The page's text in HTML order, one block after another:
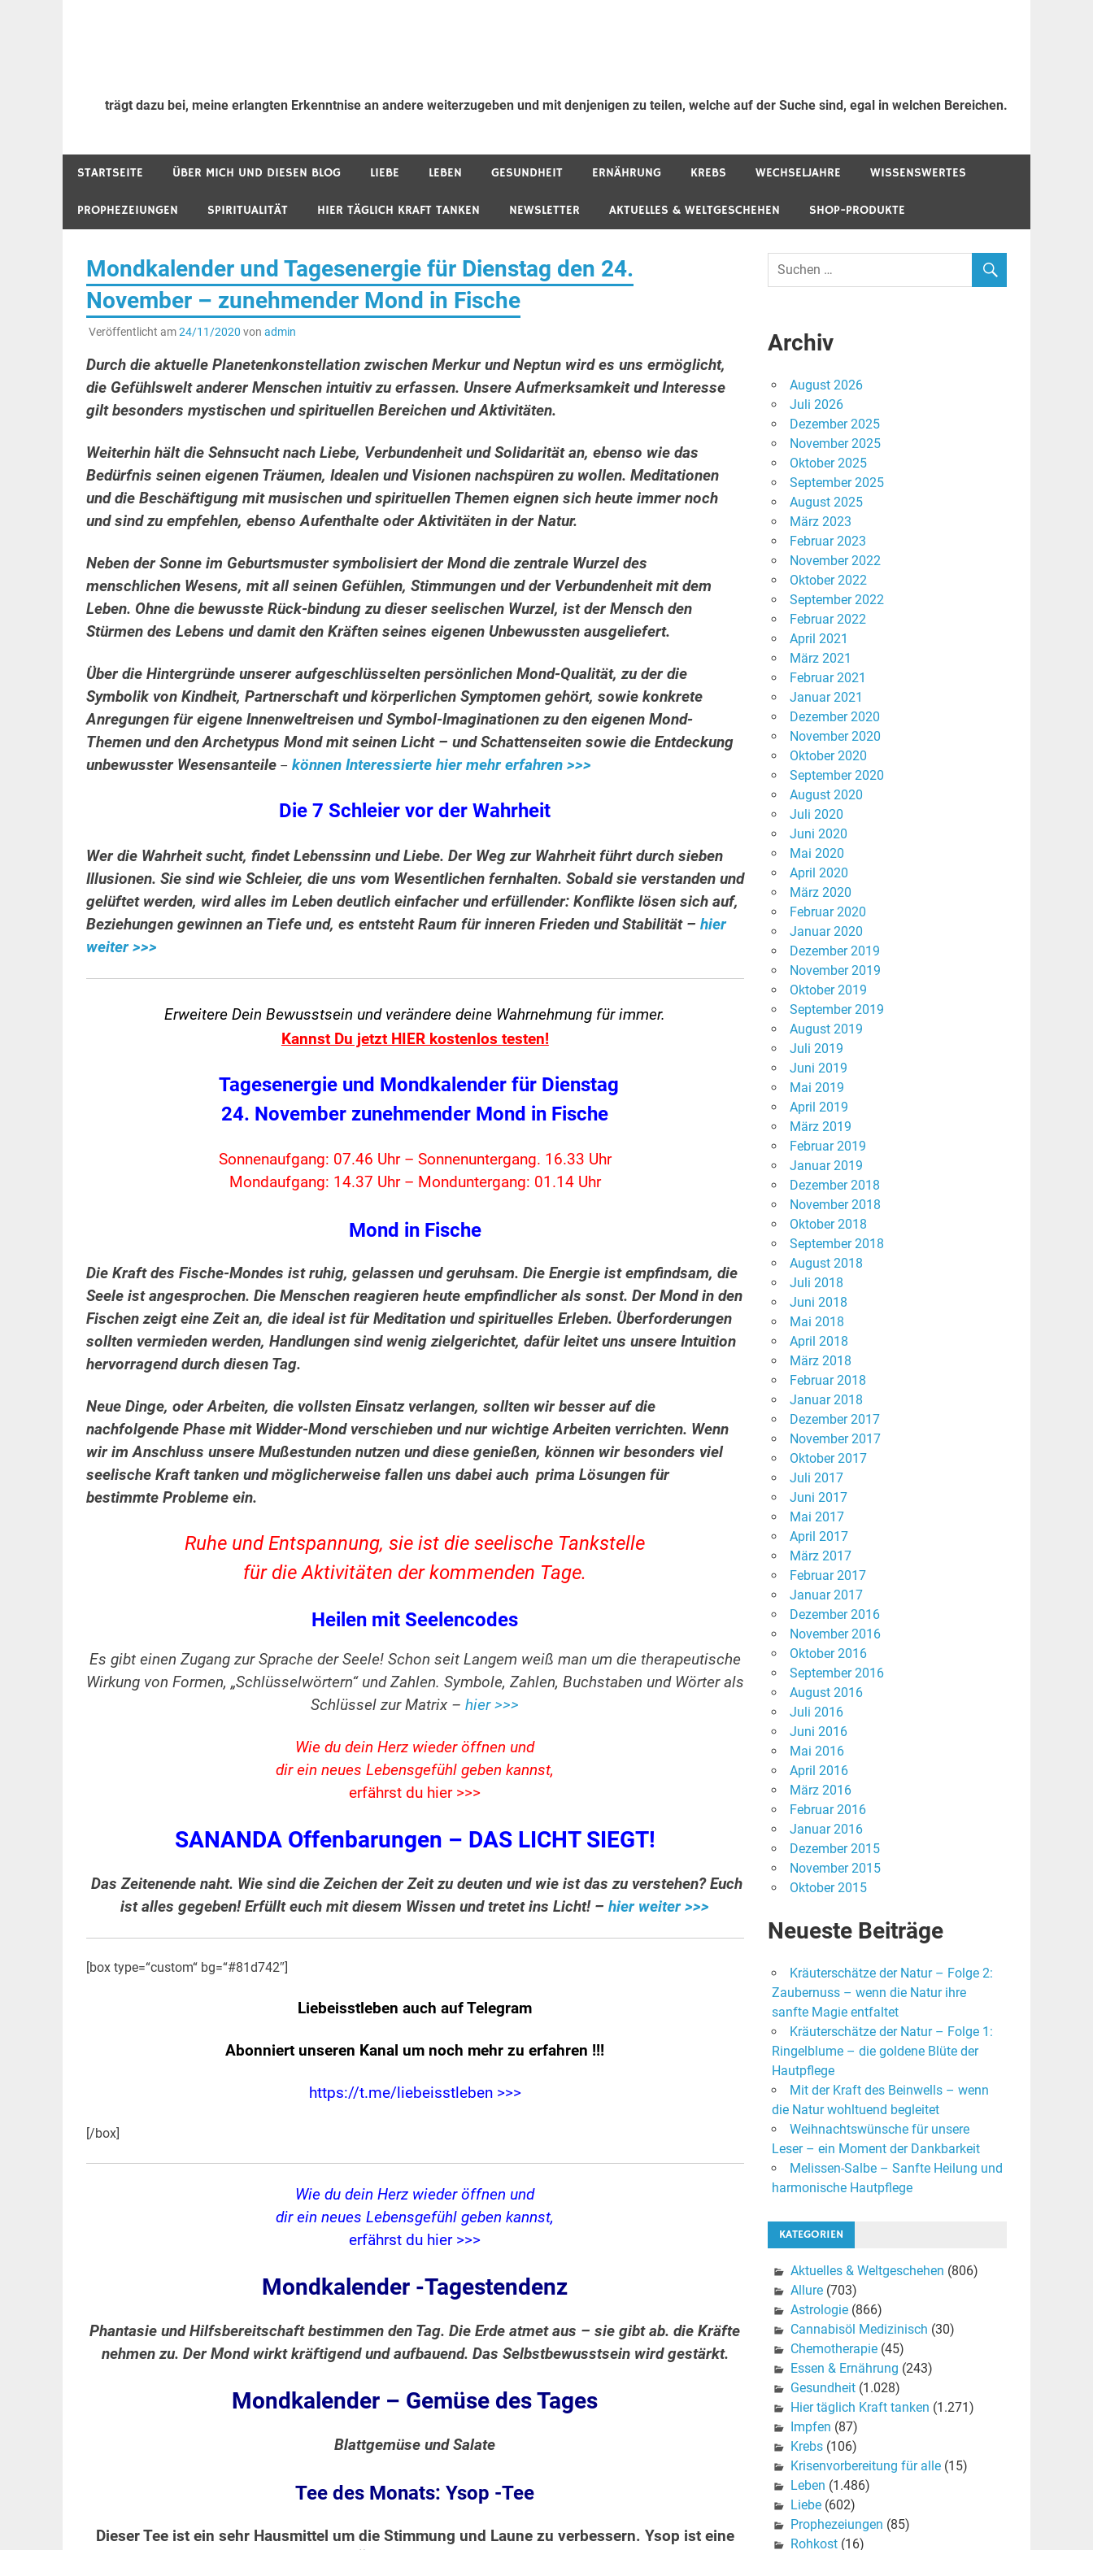
trägt dazu bei, meine erlangten Erkenntnise an andere weiterzugeben und mit denjenigen zu teilen, welche auf der Suche sind, egal in welchen Bereichen.
STARTSEITE ÜBER MICH UND DIESEN BLOG LIEBE LEBEN GESUNDHEIT ERNÄHRUNG KREBS WECHSELJAHRE WISSENSWERTES
PROPHEZEIUNGEN SPIRITUALITÄT HIER TÄGLICH KRAFT TANKEN NEWSLETTER AKTUELLES & WELTGESCHEHEN SHOP-PRODUKTE
Mondkalender und Tagesenergie für Dienstag den 24.
November – zunehmender Mond in Fische
Veröffentlicht am24/11/2020 von admin
Durch die aktuelle Planetenkonstellation zwischen Merkur und Neptun wird es uns ermöglicht,
die Gefühlswelt anderer Menschen intuitiv zu erfassen. Unsere Aufmerksamkeit und Interesse
gilt besonders mystischen und spirituellen Bereichen und Aktivitäten.
Weiterhin hält die Sehnsucht nach Liebe, Verbundenheit und Solidarität an, ebenso wie das
Bedürfnis seinen eigenen Träumen, Idealen und Visionen nachspüren zu wollen. Meditationen
und die Beschäftigung mit musischen und spirituellen Themen eignen sich heute immer noch
und sind zu empfehlen, ebenso Aufenthalte oder Aktivitäten in der Natur.
Neben der Sonne im Geburtsmuster symbolisiert der Mond die zentrale Wurzel des
menschlichen Wesens, mit all seinen Gefühlen, Stimmungen und der Verbundenheit mit dem
Leben. Ohne die bewusste Rück-bindung zu dieser seelischen Wurzel, ist der Mensch den
Stürmen des Lebens und damit den Kräften seines eigenen Unbewussten ausgeliefert.
Über die Hintergründe unserer aufgeschlüsselten persönlichen Mond-Qualität, zu der die
Symbolik von Kindheit, Partnerschaft und körperlichen Symptomen gehört, sowie konkrete
Anregungen für eigene Innenweltreisen und Symbol-Imaginationen zu den eigenen Mond-
Themen undden Archetypus Mond mit seinen Licht – und Schattenseiten sowie die Entdeckung
unbewusster Wesensanteile – können Interessierte hier mehr erfahren >>>
Die 7 Schleier vor der Wahrheit
Wer die Wahrheit sucht, findet Lebenssinn und Liebe. Der Weg zur Wahrheit führt durch sieben
Illusionen. Sie sind wie Schleier, die uns vom Wesentlichen fernhalten. Sobald sie verstanden und
gelüftet werden, wird alles im Leben deutlich einfacher und erfüllender: Konflikte lösen sich auf,
Beziehungen gewinnen an Tiefe und, es entsteht Raum für inneren Frieden und Stabilität – hier
weiter >>>
Erweitere Dein Bewusstsein und veränderedeine Wahrnehmung für immer.
Kannst Du jetzt HIER kostenlos testen!
Tagesenergie und Mondkalender für Dienstag
24. November zunehmender Mond in Fische
Sonnenaufgang: 07.46 Uhr – Sonnenuntergang. 16.33 Uhr
Mondaufgang: 14.37 Uhr – Monduntergang: 01.14 Uhr
Mond in Fische
Die Kraft des Fische-Mondes ist ruhig, gelassen und geruhsam. Die Energie ist empfindsam, die
Seele ist angesprochen. Die Menschen reagieren heute empfindlicher als sonst. Der Mond in den
Fischen zeigt eine Zeit an, die ideal ist für Meditation und spirituelles Erleben. Überforderungen
sollten vermieden werden, Handlungen sind wenig zielgerichtet, dafür leitet uns unsere Intuition
hervorragend durch diesen Tag.
Neue Dinge, oder Arbeiten, die vollsten Einsatz verlangen, sollten wir besser auf die
nachfolgende Phase mit Widder-Mond verschieben und nur wichtige Arbeiten verrichten. Wenn
wir im Anschluss unsere Mußestunden nutzen und diese genießen, können wir besonders viel
seelische Kraft tanken und möglicherweise fallen uns dabei auch prima Lösungen für
bestimmte Probleme ein.
Ruhe und Entspannung, sie ist die seelische Tankstelle
für die Aktivitäten der kommenden Tage.
Heilen mit Seelencodes
Es gibt einen Zugang zur Sprache der Seele! Schon seit Langem weiß man um die therapeutische
Wirkung von Formen, „Schlüsselwörtern“ und Zahlen. Symbole, Zahlen, Buchstaben und Wörter als
Schlüssel zur Matrix –hier >>>
Wie du dein Herz wieder öffnen und
dir ein neues Lebensgefühl geben kannst,
erfährst du hier >>>
SANANDA Offenbarungen – DAS LICHT SIEGT!
Das Zeitenende naht. Wie sind die Zeichen der Zeit zu deuten und wie ist das zu verstehen? Euch
ist alles gegeben! Erfüllt euch mit diesem Wissen und tretet ins Licht! –hier weiter >>>
[box type=“custom“ bg=“#81d742″]
Liebeisstleben auch auf Telegram
Abonniert unseren Kanal um noch mehr zu erfahren !!!
https://t.me/liebeisstleben >>>
[/box]
Wie du dein Herz wieder öffnen und
dir ein neues Lebensgefühl geben kannst,
erfährst du hier >>>
Mondkalender -Tagestendenz
Phantasie und Hilfsbereitschaft bestimmen den Tag. Die Erde atmet aus – sie gibt ab. die Kräfte
nehmen zu. Der Mond wirkt kräftigend und aufbauend. Das Selbstbewusstsein wird gestärkt.
Mondkalender – Gemüse des Tages
Blattgemüse und Salate
Tee des Monats: Ysop -Tee
Dieser Tee ist ein sehr Hausmittel um die Stimmung und Laune zu verbessern. Ysop ist eine
Archiv
August 2026
Juli 2026
Dezember 2025
November 2025
Oktober 2025
September 2025
August 2025
März 2023
Februar 2023
November 2022
Oktober 2022
September 2022
Februar 2022
April 2021
März 2021
Februar 2021
Januar 2021
Dezember 2020
November 2020
Oktober 2020
September 2020
August 2020
Juli 2020
Juni 2020
Mai 2020
April 2020
März 2020
Februar 2020
Januar 2020
Dezember 2019
November 2019
Oktober 2019
September 2019
August 2019
Juli 2019
Juni 2019
Mai 2019
April 2019
März 2019
Februar 2019
Januar 2019
Dezember 2018
November 2018
Oktober 2018
September 2018
August 2018
Juli 2018
Juni 2018
Mai 2018
April 2018
März 2018
Februar 2018
Januar 2018
Dezember 2017
November 2017
Oktober 2017
Juli 2017
Juni 2017
Mai 2017
April 2017
März 2017
Februar 2017
Januar 2017
Dezember 2016
November 2016
Oktober 2016
September 2016
August 2016
Juli 2016
Juni 2016
Mai 2016
April 2016
März 2016
Februar 2016
Januar 2016
Dezember 2015
November 2015
Oktober 2015
Neueste Beiträge
Kräuterschätze der Natur – Folge 2:
Zaubernuss – wenn die Natur ihre
sanfte Magie entfaltet
Kräuterschätze der Natur – Folge 1:
Ringelblume – die goldene Blüte der
Hautpflege
Mit der Kraft des Beinwells – wenn
die Natur wohltuend begleitet
Weihnachtswünsche für unsere
Leser – ein Moment der Dankbarkeit
Melissen-Salbe – Sanfte Heilung und
harmonische Hautpflege
KATEGORIEN
Aktuelles & Weltgeschehen (806)
Allure(703)
Astrologie(866)
Cannabisöl Medizinisch (30)
Chemotherapie(45)
Essen & Ernährung (243)
Gesundheit(1.028)
Hier täglich Kraft tanken (1.271)
Impfen (87)
Krebs(106)
Krisenvorbereitung für alle(15)
Leben (1.486)
Liebe(602)
Prophezeiungen (85)
Rohkost(16)